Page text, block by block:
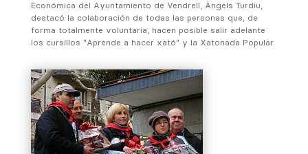
Económica del Ayuntamiento de Vendrell, Àngels Turdiu,
destacó la colaboración de todas las personas que, de
forma totalmente voluntaria, hacen posible salir adelante
los cursillos "Aprende a hacer xató" y la Xatonada Popular.